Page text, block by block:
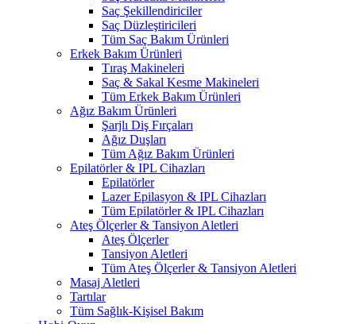
Saç Şekillendiriciler
Saç Düzleştiricileri
Tüm Saç Bakım Ürünleri
Erkek Bakım Ürünleri
Tıraş Makineleri
Saç & Sakal Kesme Makineleri
Tüm Erkek Bakım Ürünleri
Ağız Bakım Ürünleri
Şarjlı Diş Fırçaları
Ağız Duşları
Tüm Ağız Bakım Ürünleri
Epilatörler & IPL Cihazları
Epilatörler
Lazer Epilasyon & IPL Cihazları
Tüm Epilatörler & IPL Cihazları
Ateş Ölçerler & Tansiyon Aletleri
Ateş Ölçerler
Tansiyon Aletleri
Tüm Ateş Ölçerler & Tansiyon Aletleri
Masaj Aletleri
Tartılar
Tüm Sağlık-Kişisel Bakım